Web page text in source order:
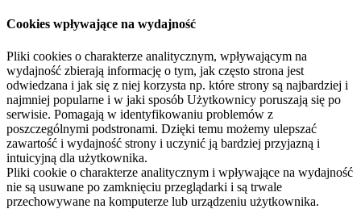
Cookies wpływające na wydajność
Pliki cookies o charakterze analitycznym, wpływającym na
wydajność zbierają informację o tym, jak często strona jest
odwiedzana i jak się z niej korzysta np. które strony są najbardziej i
najmniej popularne i w jaki sposób Użytkownicy poruszają się po
serwisie. Pomagają w identyfikowaniu problemów z
poszczególnymi podstronami. Dzięki temu możemy ulepszać
zawartość i wydajność strony i uczynić ją bardziej przyjazną i
intuicyjną dla użytkownika.
Pliki cookie o charakterze analitycznym i wpływające na wydajność
nie są usuwane po zamknięciu przeglądarki i są trwale
przechowywane na komputerze lub urządzeniu użytkownika.